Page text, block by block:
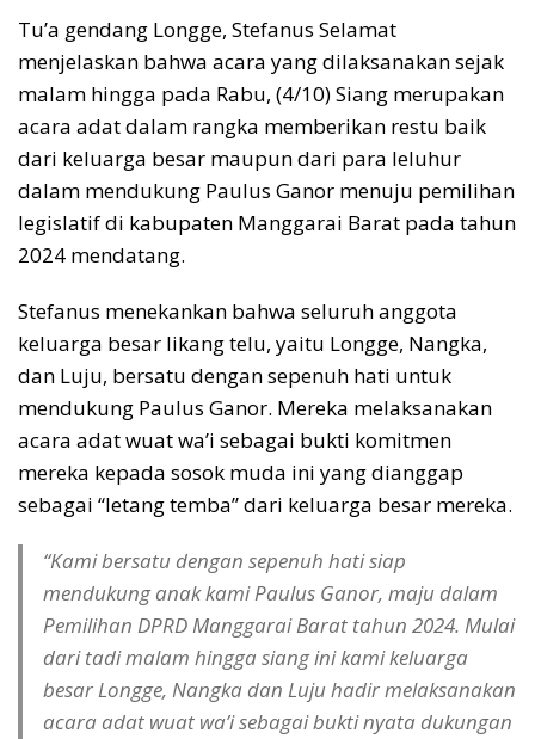
Tu’a gendang Longge, Stefanus Selamat
menjelaskan bahwa acara yang dilaksanakan sejak
malam hingga pada Rabu, (4/10) Siang merupakan
acara adat dalam rangka memberikan restu baik
dari keluarga besar maupun dari para leluhur
dalam mendukung Paulus Ganor menuju pemilihan
legislatif di kabupaten Manggarai Barat pada tahun
2024 mendatang.
Stefanus menekankan bahwa seluruh anggota
keluarga besar likang telu, yaitu Longge, Nangka,
dan Luju, bersatu dengan sepenuh hati untuk
mendukung Paulus Ganor. Mereka melaksanakan
acara adat wuat wa’i sebagai bukti komitmen
mereka kepada sosok muda ini yang dianggap
sebagai “letang temba” dari keluarga besar mereka.
“Kami bersatu dengan sepenuh hati siap
mendukung anak kami Paulus Ganor, maju dalam
Pemilihan DPRD Manggarai Barat tahun 2024. Mulai
dari tadi malam hingga siang ini kami keluarga
besar Longge, Nangka dan Luju hadir melaksanakan
acara adat wuat wa’i sebagai bukti nyata dukungan